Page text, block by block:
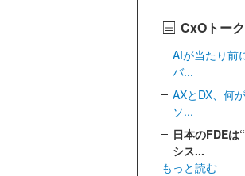
CxOトー
AIが当たり前
バ...
AXとDX、何
ソ...
日本のFDE
シス...
もっと読む